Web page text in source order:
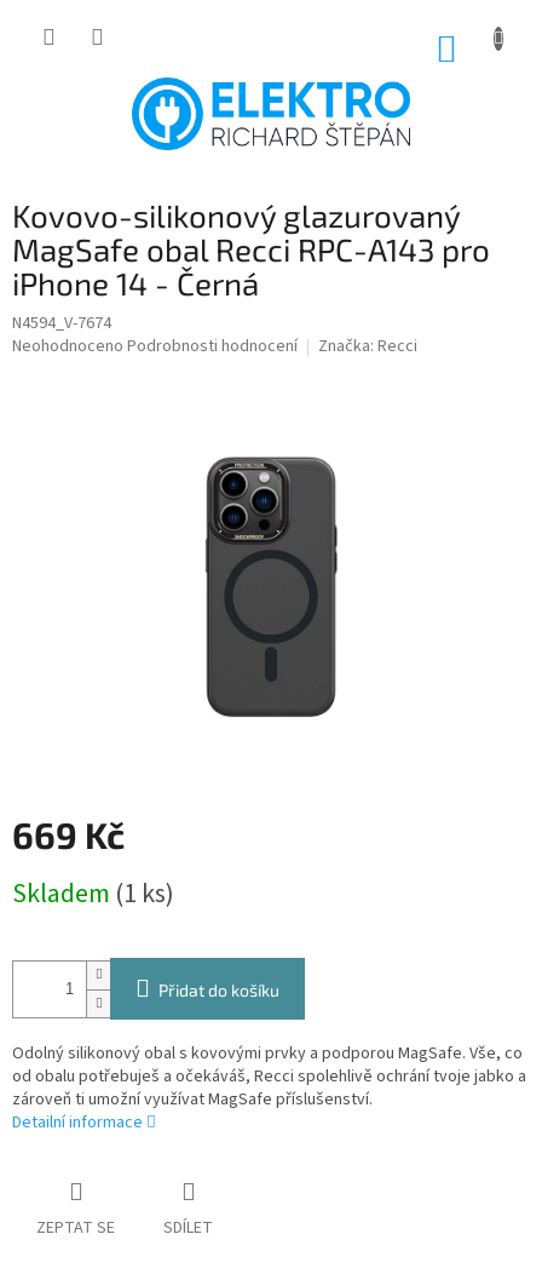
Kovovo-silikonový glazurovaný
MagSafe obal Recci RPC-A143 pro
iPhone 14 - Černá
N4594_V-7674
Průměrné
Neohodnoceno Podrobnosti hodnocení Značka: Recci
669 Kč
cena:
Skladem (1 ks)
Přidat do košíku
Odolný silikonový obal s kovovými prvky a podporou MagSafe. Vše, co
od obalu potřebuješ a očekáváš, Recci spolehlivě ochrání tvoje jabko a
zároveň ti umožní využívat MagSafe příslušenství.
Detailní informace
ZEPTAT SE SDÍLET